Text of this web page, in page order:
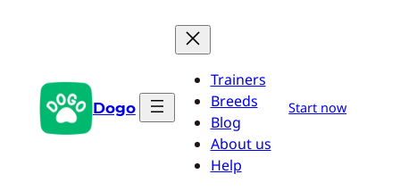
Dogo
Trainers
Breeds
Blog
About us
Help
Start now